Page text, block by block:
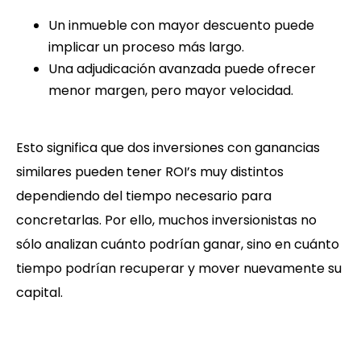
Un inmueble con mayor descuento puede
implicar un proceso más largo.
Una adjudicación avanzada puede ofrecer
menor margen, pero mayor velocidad.
Esto significa que dos inversiones con ganancias
similares pueden tener ROI’s muy distintos
dependiendo del tiempo necesario para
concretarlas. Por ello, muchos inversionistas no
sólo analizan cuánto podrían ganar, sino en cuánto
tiempo podrían recuperar y mover nuevamente su
capital.